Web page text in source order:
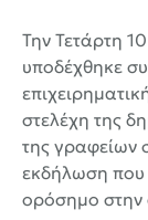
Την Τετάρτη
υποδέχθηκε
στελέχη της
της γραφείων
εκδήλωση που
ορόσημο στην